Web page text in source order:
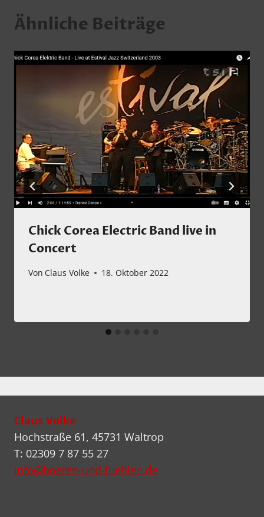
Ähnliche Beiträge
Chick Corea Electric Band live in
Concert
Von Claus Volke 18. Oktober 2022
Claus Volke
Hochstraße 61, 45731 Waltrop
T: 02309 7 87 55 27
info@hoeren-und-fuehlen.de